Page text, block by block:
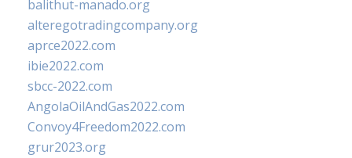
balithut-manado.org
alteregotradingcompany.org
aprce2022.com
ibie2022.com
sbcc-2022.com
AngolaOilAndGas2022.com
Convoy4Freedom2022.com
grur2023.org